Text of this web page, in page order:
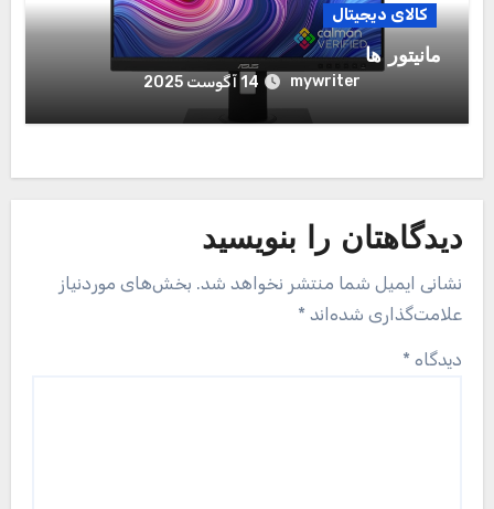
کالای دیجیتال
مانیتور ها
mywriter 14 آگوست 2025
دیدگاهتان را بنویسید
نشانی ایمیل شما منتشر نخواهد شد. بخش‌های موردنیاز
علامت‌گذاری شده‌اند *
دیدگاه *